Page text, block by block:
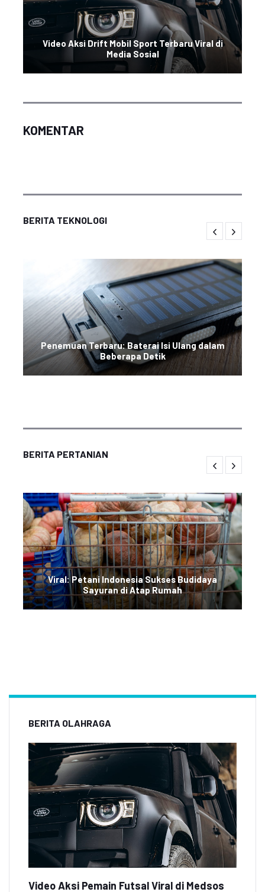
Video Aksi Drift Mobil Sport Terbaru Viral di
Media Sosial
KOMENTAR
BERITA TEKNOLOGI
Penemuan Terbaru: Baterai Isi Ulang dalam
Beberapa Detik
BERITA PERTANIAN
Viral: Petani Indonesia Sukses Budidaya
Sayuran di Atap Rumah
BERITA OLAHRAGA
Video Aksi Pemain Futsal Viral di Medsos